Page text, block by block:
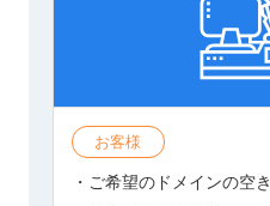
お客様
・ご希望のドメインの空